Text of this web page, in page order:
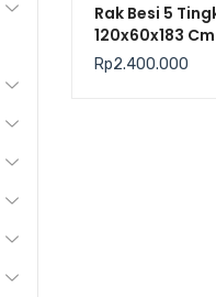
Rak Besi 5
120x60x183
Tactix,
225Kg / Level
Rp2.400.000